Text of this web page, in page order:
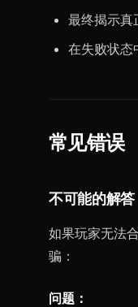
最终揭示真
在失败状态
常见错误
不可能的解答
如果玩家无法
骗：
问题：